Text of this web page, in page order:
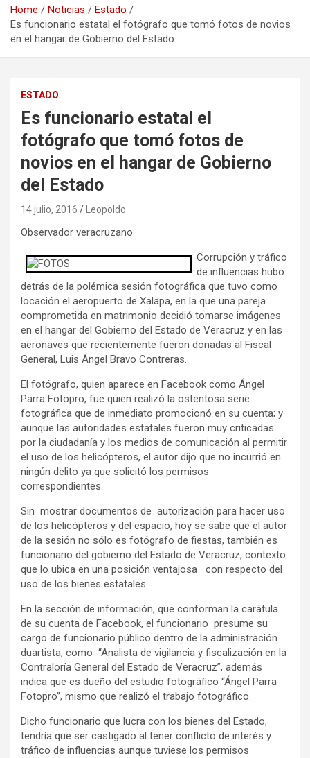
Home Noticias
Estado
Es funcionario estatal el fotógrafo que tomó fotos de novios
en el hangar de Gobierno del Estado
ESTADO
Es funcionario estatal el
fotógrafo que tomó fotos de
novios en el hangar de Gobierno
del Estado
14 julio, 2016 Leopoldo
Observador veracruzano
Corrupción y tráfico
de influencias hubo
detrás de la polémica sesión fotográfica que tuvo como
locación el aeropuerto de Xalapa, en la que una pareja
comprometida en matrimonio decidió tomarse imágenes
en el hangar del Gobierno del Estado de Veracruz y en las
aeronaves que recientemente fueron donadas al Fiscal
General, Luis Ángel Bravo Contreras.
El fotógrafo, quien aparece en Facebook como Ángel
Parra Fotopro, fue quien realizó la ostentosa serie
fotográfica que de inmediato promocionó en su cuenta; y
aunque las autoridades estatales fueron muy criticadas
por la ciudadanía y los medios de comunicación al permitir
el uso de los helicópteros, el autor dijo que no incurrió en
ningún delito ya que solicitó los permisos
correspondientes.
Sin mostrar documentos de autorización para hacer uso
de los helicópteros y del espacio, hoy se sabe que el autor
de la sesión no sólo es fotógrafo de fiestas, también es
funcionario del gobierno del Estado de Veracruz, contexto
que lo ubica en una posición ventajosa con respecto del
uso de los bienes estatales.
En la sección de información, que conforman la carátula
de su cuenta de Facebook, el funcionario presume su
cargo de funcionario público dentro de la administración
duartista, como “Analista de vigilancia y fiscalización en la
Contraloría General del Estado de Veracruz”, además
indica que es dueño del estudio fotográfico “Ángel Parra
Fotopro”, mismo que realizó el trabajo fotográfico.
Dicho funcionario que lucra con los bienes del Estado,
tendría que ser castigado al tener conflicto de interés y
tráfico de influencias aunque tuviese los permisos